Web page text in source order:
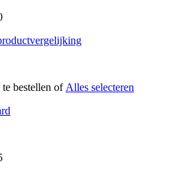
te bestellen of Alles selecteren